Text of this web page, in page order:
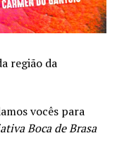
região da
vocês para
Boca de Brasa